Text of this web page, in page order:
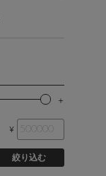
¥
絞り込む